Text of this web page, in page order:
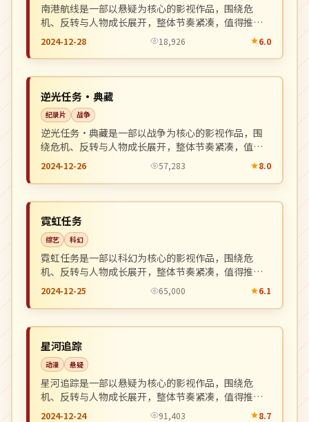
南港航线是一部以悬疑为核心的影视作品，围绕危
机、反转与人物成长展开，整体节奏紧凑，值得推荐
观看。
2024-12-28 18,926 6.0
中国
逆光任务·典藏
纪录片 战争
逆光任务·典藏是一部以战争为核心的影视作品，围
绕危机、反转与人物成长展开，整体节奏紧凑，值得
推荐观看。
2024-12-26 57,283 8.0
美国
霓虹任务
综艺 科幻
霓虹任务是一部以科幻为核心的影视作品，围绕危
机、反转与人物成长展开，整体节奏紧凑，值得推荐
观看。
2024-12-25 65,000 6.1
中国
星河追踪
动漫 悬疑
星河追踪是一部以悬疑为核心的影视作品，围绕危
机、反转与人物成长展开，整体节奏紧凑，值得推荐
观看。
2024-12-24 91,403 8.7